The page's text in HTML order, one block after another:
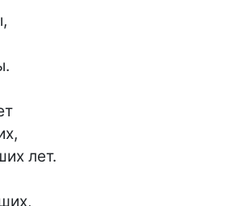
лет.